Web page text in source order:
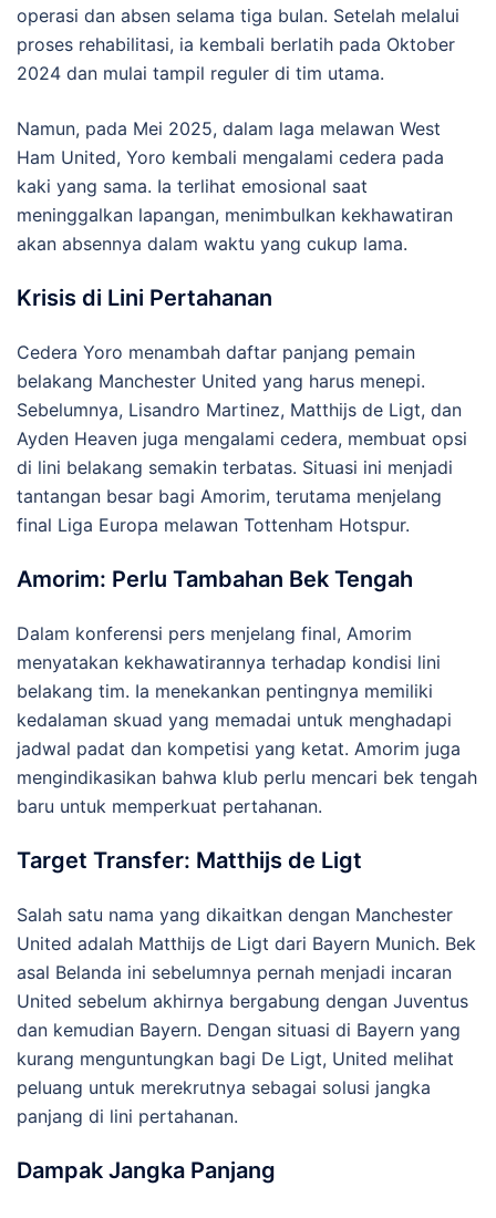
operasi dan absen selama tiga bulan. Setelah melalui
proses rehabilitasi, ia kembali berlatih pada Oktober
2024 dan mulai tampil reguler di tim utama.
Namun, pada Mei 2025, dalam laga melawan West
Ham United, Yoro kembali mengalami cedera pada
kaki yang sama. Ia terlihat emosional saat
meninggalkan lapangan, menimbulkan kekhawatiran
akan absennya dalam waktu yang cukup lama.
Krisis di Lini Pertahanan
Cedera Yoro menambah daftar panjang pemain
belakang Manchester United yang harus menepi.
Sebelumnya, Lisandro Martinez, Matthijs de Ligt, dan
Ayden Heaven juga mengalami cedera, membuat opsi
di lini belakang semakin terbatas. Situasi ini menjadi
tantangan besar bagi Amorim, terutama menjelang
final Liga Europa melawan Tottenham Hotspur.
Amorim: Perlu Tambahan Bek Tengah
Dalam konferensi pers menjelang final, Amorim
menyatakan kekhawatirannya terhadap kondisi lini
belakang tim. Ia menekankan pentingnya memiliki
kedalaman skuad yang memadai untuk menghadapi
jadwal padat dan kompetisi yang ketat. Amorim juga
mengindikasikan bahwa klub perlu mencari bek tengah
baru untuk memperkuat pertahanan.
Target Transfer: Matthijs de Ligt
Salah satu nama yang dikaitkan dengan Manchester
United adalah Matthijs de Ligt dari Bayern Munich. Bek
asal Belanda ini sebelumnya pernah menjadi incaran
United sebelum akhirnya bergabung dengan Juventus
dan kemudian Bayern. Dengan situasi di Bayern yang
kurang menguntungkan bagi De Ligt, United melihat
peluang untuk merekrutnya sebagai solusi jangka
panjang di lini pertahanan.
Dampak Jangka Panjang